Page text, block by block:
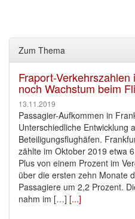
Zum Thema
Fraport-
noch Wachstum beim
13.11.2019
Passagier-Aufkommen in
Unterschiedliche Entwicklung
Beteiligungsflughäfen.
zählte im Oktober 2019 etwa
Plus von einem Prozent im
über die ersten zehn Monate
Passagiere um 2,2 Prozent.
nahm im […] [...]